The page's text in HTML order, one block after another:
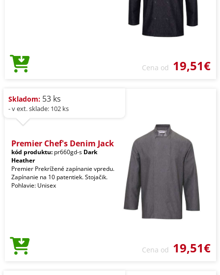
Cena od 19,51€
Skladom: 53 ks
- v ext. sklade: 102 ks
Premier Chef's Denim Jack
kód produktu: pr660gd-s Dark
Heather
Premier Prekrížené zapínanie vpredu.
Zapínanie na 10 patentiek. Stojačik.
Pohlavie: Unisex
Cena od 19,51€